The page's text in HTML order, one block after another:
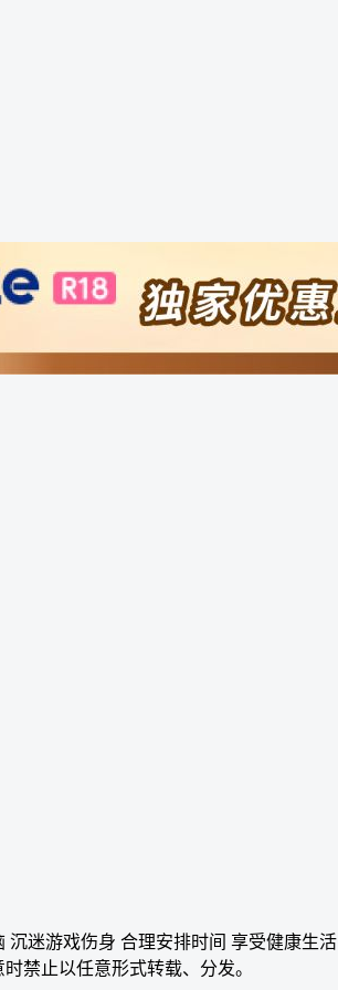
迷游戏伤身 合理安排时间 享受健康生活
禁止以任意形式转载、分发。